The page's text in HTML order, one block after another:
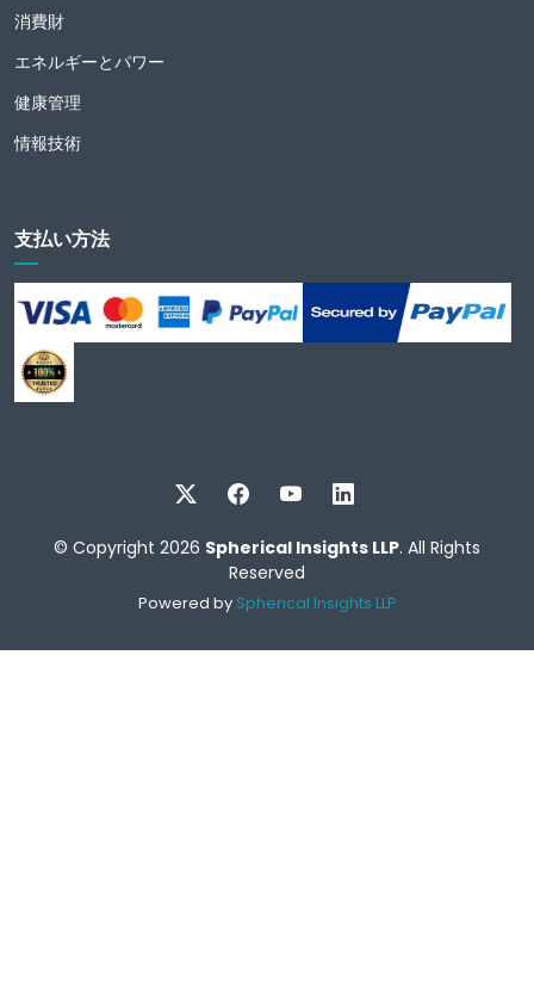
消費財
エネルギーとパワー
健康管理
情報技術
支払い方法
© Copyright 2026 Spherical Insights LLP. All Rights
Reserved
Powered by Spherical Insights LLP